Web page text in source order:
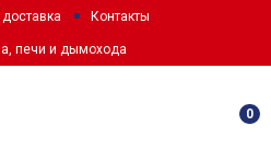
Контакты
печи и дымохода
0